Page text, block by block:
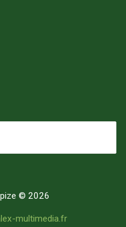
© 2026
multimedia.fr